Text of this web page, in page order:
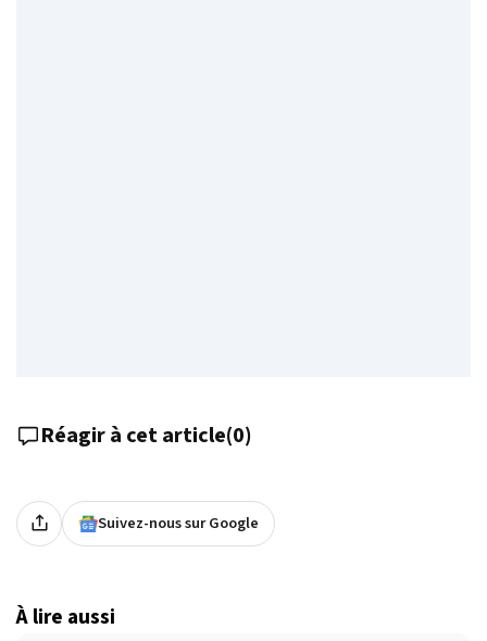
Réagir à cet article(0)
Suivez-nous sur Google
À lire aussi